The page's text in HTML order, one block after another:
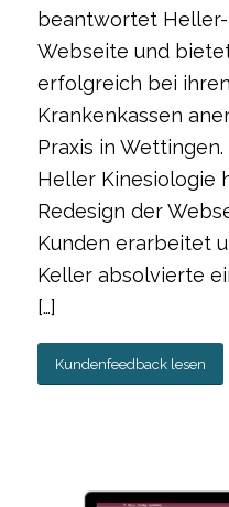
beantwortet
Webseite und
erfolgreich bei
Krankenkassen
Praxis in
Heller Kinesiologie
Redesign der
Kunden erarbeitet
Keller absolvierte
[…]
Kundenfeedback lesen